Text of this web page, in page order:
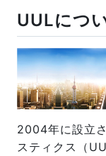
UULにつ
2004年に設立
スティクス（